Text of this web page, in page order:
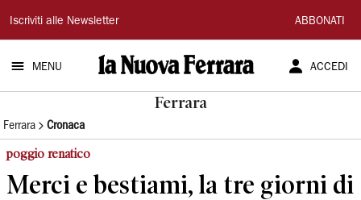
La
Nuova
Ferrara
Iscriviti alle Newsletter ABBONATI
MENU ACCEDI
Ferrara
Ferrara Cronaca
poggio renatico
Merci e bestiami, la tre giorni di